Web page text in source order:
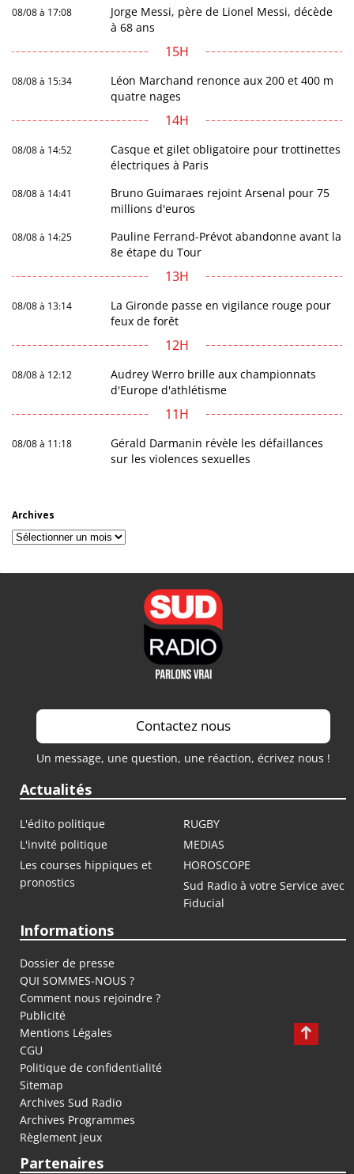
08/08 à 17:08
Jorge Messi, père de Lionel Messi, décède
à 68 ans
15H
08/08 à 15:34
Léon Marchand renonce aux 200 et 400 m
quatre nages
14H
08/08 à 14:52
Casque et gilet obligatoire pour trottinettes
électriques à Paris
08/08 à 14:41
Bruno Guimaraes rejoint Arsenal pour 75
millions d'euros
08/08 à 14:25
Pauline Ferrand-Prévot abandonne avant la
8e étape du Tour
13H
08/08 à 13:14
La Gironde passe en vigilance rouge pour
feux de forêt
12H
08/08 à 12:12
Audrey Werro brille aux championnats
d'Europe d'athlétisme
11H
08/08 à 11:18
Gérald Darmanin révèle les défaillances
sur les violences sexuelles
Archives
Archives
Contactez nous
Un message, une question, une réaction, écrivez nous !
Actualités
L'édito politique
RUGBY
L'invité politique
MEDIAS
Les courses hippiques et
pronostics
HOROSCOPE
Sud Radio à votre Service avec
Fiducial
Informations
Dossier de presse
QUI SOMMES-NOUS ?
Comment nous rejoindre ?
Publicité
Mentions Légales
CGU
Politique de confidentialité
Sitemap
Archives Sud Radio
Archives Programmes
Règlement jeux
Partenaires